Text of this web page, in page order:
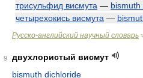
трисульфид висмута — bismuth
четырехокись висмута —
Русско-английский научный словарь
9
двухлористый висмут
bismuth dichloride